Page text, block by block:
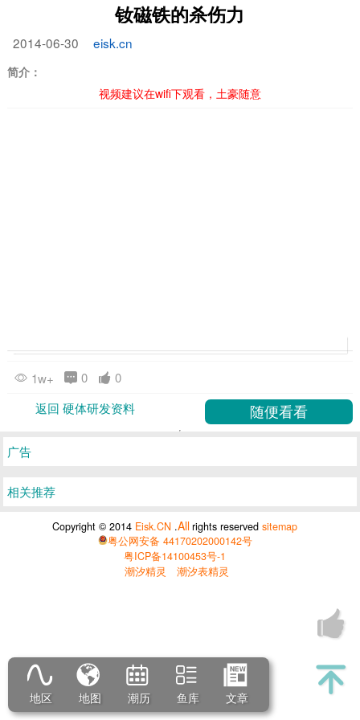
钕磁铁的杀伤力
2014-06-30 eisk.cn
简介：
视频建议在wifi下观看，土豪随意
1w+ 0
0
返回 硬体研发资料
广告
相关推荐
Copyright © 2014 Eisk.CN .Allrights reservedsitemap
粤公网安备 44170202000142号
粤ICP备14100453号-1
潮汐精灵
潮汐表精灵
地区 地图 潮历 鱼库 文章